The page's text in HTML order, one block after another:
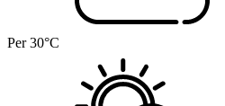
Per 30°C